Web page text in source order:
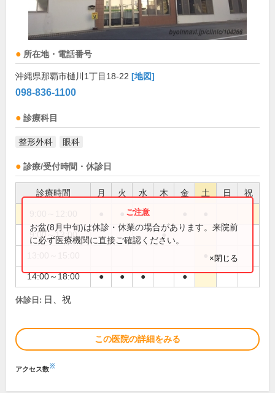
所在地・電話番号
沖縄県那覇市樋川1丁目18-22 [地図]
098-836-1100
診療科目
整形外科 眼科
診療/受付時間・休診日
診療時間 月 火 水 木 金 土 日 祝
●
9:00～13:00 ●
14:00～18:00 ● ● ● ●
お盆(8月中旬)は休診・休業の場合があります。来院前
に必ず医療機関に直接ご確認ください。
×閉じる
休診日: 日、祝
この医院の詳細をみる
アクセス数※